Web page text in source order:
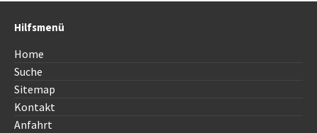
Hilfsmenü
Home
Suche
Sitemap
Kontakt
Anfahrt